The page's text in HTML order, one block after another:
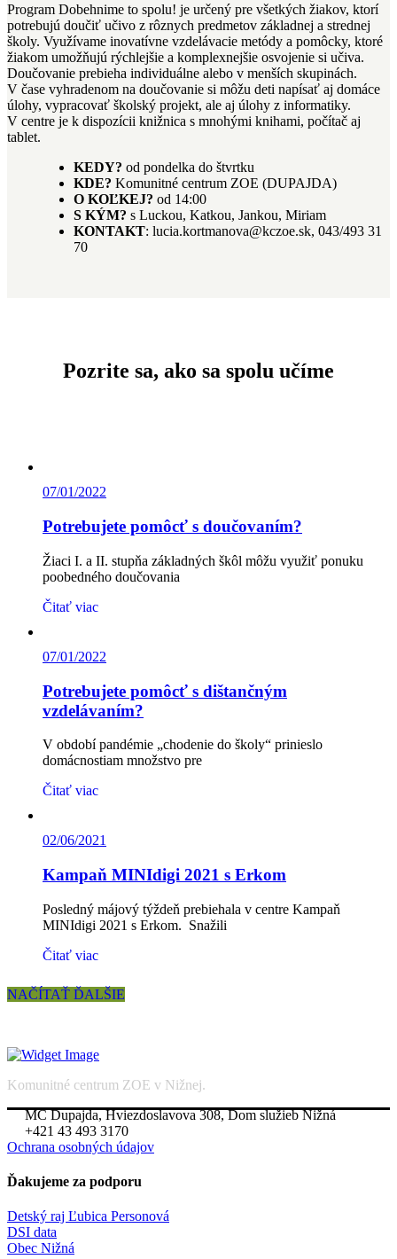
Program Dobehnime to spolu! je určený pre všetkých žiakov, ktorí
potrebujú doučiť učivo z rôznych predmetov základnej a strednej
školy. Využívame inovatívne vzdelávacie metódy a pomôcky, ktoré
žiakom umožňujú rýchlejšie a komplexnejšie osvojenie si učiva.
Doučovanie prebieha individuálne alebo v menších skupinách.
V čase vyhradenom na doučovanie si môžu deti napísať aj domáce
úlohy, vypracovať školský projekt, ale aj úlohy z informatiky.
V centre je k dispozícii knižnica s mnohými knihami, počítač aj
tablet.
KEDY? od pondelka do štvrtku
KDE? Komunitné centrum ZOE (DUPAJDA)
O KOĽKEJ? od 14:00
S KÝM? s Luckou, Katkou, Jankou, Miriam
KONTAKT: lucia.kortmanova@kczoe.sk, 043/493 31
70
Pozrite sa, ako sa spolu učíme
07/01/2022
Potrebujete pomôcť s doučovaním?
Žiaci I. a II. stupňa základných škôl môžu využiť ponuku
poobedného doučovania
Čitať viac
07/01/2022
Potrebujete pomôcť s dištančným
vzdelávaním?
V období pandémie „chodenie do školy“ prinieslo
domácnostiam množstvo pre
Čitať viac
02/06/2021
Kampaň MINIdigi 2021 s Erkom
Posledný májový týždeň prebiehala v centre Kampaň
MINIdigi 2021 s Erkom. Snažili
Čitať viac
NAČÍTAŤ ĎALŠIE
Komunitné centrum ZOE v Nižnej.
MC Dupajda, Hviezdoslavova 308, Dom služieb Nižná
+421 43 493 3170
Ochrana osobných údajov
Ďakujeme za podporu
Detský raj Ľubica Personová
DSI data
Obec Nižná